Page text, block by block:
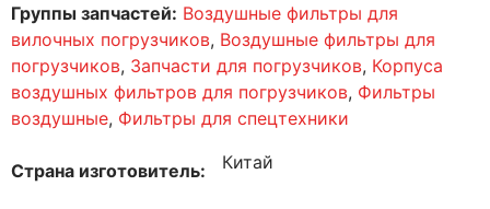
Группы запчастей: Воздушные фильтры для
вилочных погрузчиков, Воздушные фильтры для
погрузчиков, Запчасти для погрузчиков, Корпуса
воздушных фильтров для погрузчиков, Фильтры
воздушные, Фильтры для спецтехники
Страна изготовитель Китай